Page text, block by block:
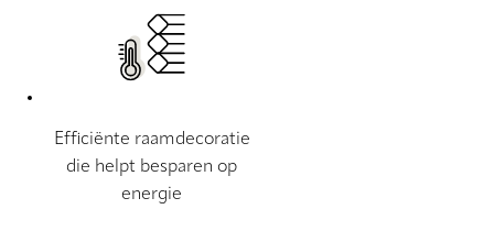
Efficiënte raamdecoratie
die helpt besparen op
energie